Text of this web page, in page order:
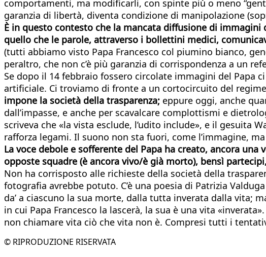
comportamenti, ma modificarli, con spinte più o meno
garanzia di libertà, diventa condizione di manipolazione
È in questo contesto che la mancata diffusione di
quello che le parole, attraverso i bollettini medici,
(tutti abbiamo visto Papa Francesco col piumino bianco,
peraltro, che non c’è più garanzia di corrispondenza a un
Se dopo il 14 febbraio fossero circolate immagini del Papa
artificiale. Ci troviamo di fronte a un cortocircuito del
impone la società della trasparenza; eppure oggi, anche
dall’impasse, e anche per scavalcare complottismi e
scriveva che «la vista esclude, l’udito include», e il gesuita
rafforza legami. Il suono non sta fuori, come l’immagine,
La voce debole e sofferente del Papa ha creato, ancora
opposte squadre (è ancora vivo/è già morto), bensì
Non ha corrisposto alle richieste della società della
fotografia avrebbe potuto. C’è una poesia di Patrizia
da’ a ciascuno la sua morte, dalla tutta inverata dalla vita;
in cui Papa Francesco la lascerà, la sua è una vita «inverata».
non chiamare vita ciò che vita non è. Compresi tutti i
© RIPRODUZIONE RISERVATA